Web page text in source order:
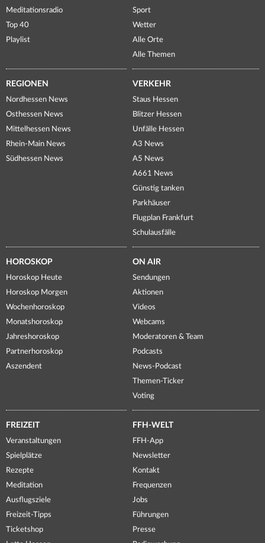
Meditationsradio
Top 40
Playlist
Sport
Wetter
Alle Orte
Alle Themen
REGIONEN
Nordhessen News
Osthessen News
Mittelhessen News
Rhein-Main News
Südhessen News
VERKEHR
Staus Hessen
Blitzer Hessen
Unfälle Hessen
A3 News
A5 News
A661 News
Günstig tanken
Parkhäuser
Flugplan Frankfurt
Schulausfälle
HOROSKOP
Horoskop Heute
Horoskop Morgen
Wochenhoroskop
Monatshoroskop
Jahreshoroskop
Partnerhoroskop
Aszendent
ON AIR
Sendungen
Aktionen
Videos
Webcams
Moderatoren & Team
Podcasts
News-Podcast
Themen-Ticker
Voting
FREIZEIT
Veranstaltungen
Spielplätze
Rezepte
Meditation
Ausflugsziele
Freizeit-Tipps
Ticketshop
FFH-WELT
FFH-App
Newsletter
Kontakt
Frequenzen
Jobs
Führungen
Presse